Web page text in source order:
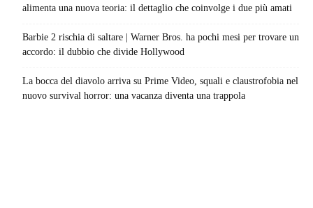
alimenta una nuova teoria: il dettaglio che coinvolge i due più amati
Barbie 2 rischia di saltare | Warner Bros. ha pochi mesi per trovare un
accordo: il dubbio che divide Hollywood
La bocca del diavolo arriva su Prime Video, squali e claustrofobia nel
nuovo survival horror: una vacanza diventa una trappola